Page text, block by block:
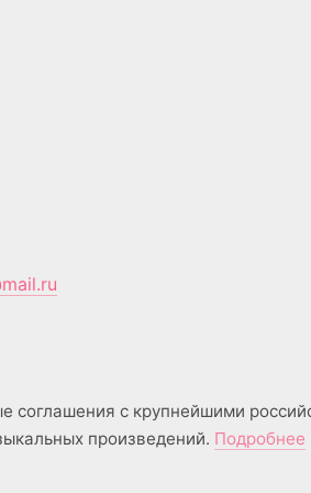
с крупнейшими
произведений. Подробнее